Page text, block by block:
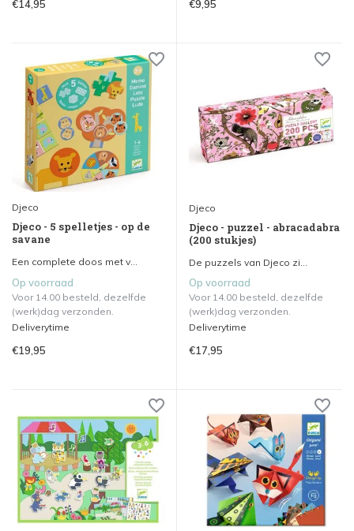
€14,95 €9,95
Djeco
Djeco - 5 spelletjes - op de
savane
Een complete doos met v...
Op voorraad
Voor 14.00 besteld, dezelfde
(werk)dag verzonden.
Deliverytime
€19,95
Djeco
Djeco - puzzel - abracadabra
(200 stukjes)
De puzzels van Djeco zi...
Op voorraad
Voor 14.00 besteld, dezelfde
(werk)dag verzonden.
Deliverytime
€17,95